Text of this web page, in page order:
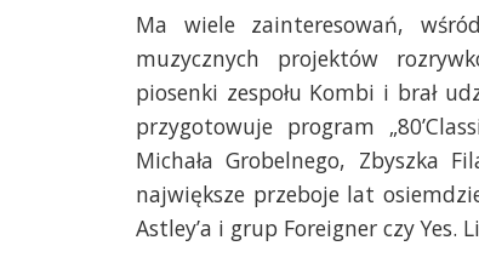
Ma wiele zainteresowań,
muzycznych projektów
piosenki zespołu Kombi i brał
przygotowuje program
Michała Grobelnego, Zbyszka
największe przeboje lat
Astley’a i grup Foreigner czy Yes.